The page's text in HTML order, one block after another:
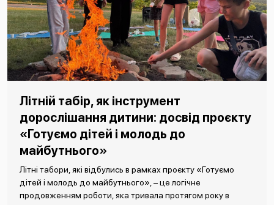
Літній табір, як інструмент
дорослішання дитини: досвід проєкту
«Готуємо дітей і молодь до
майбутнього»
Літні табори, які відбулись в рамках проєкту «Готуємо
дітей і молодь до майбутнього», – це логічне
продовженням роботи, яка тривала протягом року в